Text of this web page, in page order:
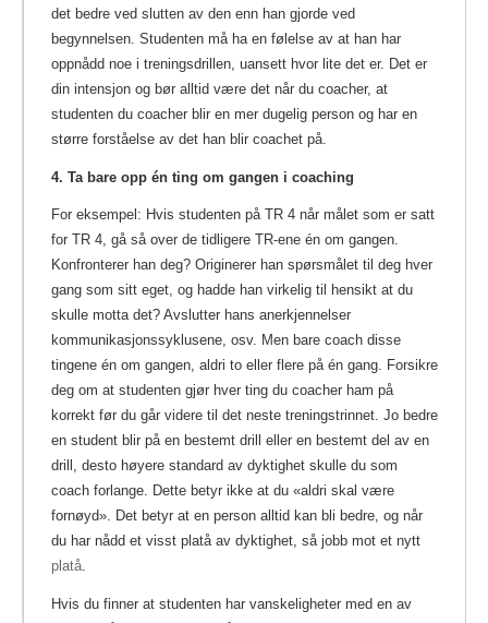
det bedre ved slutten av den enn han gjorde ved
begynnelsen. Studenten må ha en følelse av at han har
oppnådd noe i treningsdrillen, uansett hvor lite det er. Det er
din intensjon og bør alltid være det når du coacher, at
studenten du coacher blir en mer dugelig person og har en
større forståelse av det han blir coachet på.
4. Ta bare opp én ting om gangen i coaching
For eksempel: Hvis studenten på TR 4 når målet som er satt
for TR 4, gå så over de tidligere TR-ene én om gangen.
Konfronterer han deg? Originerer han spørsmålet til deg hver
gang som sitt eget, og hadde han virkelig til hensikt at du
skulle motta det? Avslutter hans anerkjennelser
kommunikasjonssyklusene, osv. Men bare coach disse
tingene én om gangen, aldri to eller flere på én gang. Forsikre
deg om at studenten gjør hver ting du coacher ham på
korrekt før du går videre til det neste treningstrinnet. Jo bedre
en student blir på en bestemt drill eller en bestemt del av en
drill, desto høyere standard av dyktighet skulle du som
coach forlange. Dette betyr ikke at du «aldri skal være
fornøyd». Det betyr at en person alltid kan bli bedre, og når
du har nådd et visst platå av dyktighet, så jobb mot et nytt
platå.
Hvis du finner at studenten har vanskeligheter med en av